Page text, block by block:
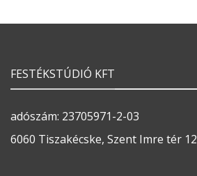
FESTÉKSTÚDIÓ KFT
adószám: 23705971-2-03
6060 Tiszakécske, Szent Imre tér 12